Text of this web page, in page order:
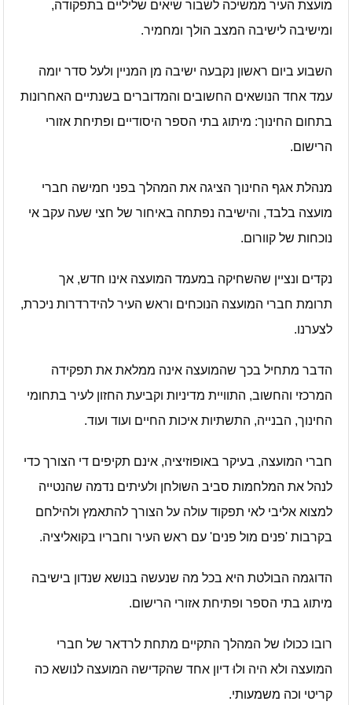
מועצת העיר ממשיכה לשבור שיאים שליליים בתפקודה,
ומישיבה לישיבה המצב הולך ומחמיר.
השבוע ביום ראשון נקבעה ישיבה מן המניין ולעל סדר יומה
עמד אחד הנושאים החשובים והמדוברים בשנתיים האחרונות
בתחום החינוך: מיתוג בתי הספר היסודיים ופתיחת אזורי
הרישום.
מנהלת אגף החינוך הציגה את המהלך בפני חמישה חברי
מועצה בלבד, והישיבה נפתחה באיחור של חצי שעה עקב אי
נוכחות של קוורום.
נקדים ונציין שהשחיקה במעמד המועצה אינו חדש, אך
תרומת חברי המועצה הנוכחים וראש העיר להידרדרות ניכרת,
לצערנו.
הדבר מתחיל בכך שהמועצה אינה ממלאת את תפקידה
המרכזי והחשוב, התוויית מדיניות וקביעת החזון לעיר בתחומי
החינוך, הבנייה, התשתיות איכות החיים ועוד ועוד.
חברי המועצה, בעיקר באופוזיציה, אינם תקיפים די הצורך כדי
לנהל את המלחמות סביב השולחן ולעיתים נדמה שהנטייה
למצוא אליבי לאי תפקוד עולה על הצורך להתאמץ ולהילחם
בקרבות 'פנים מול פנים' עם ראש העיר וחבריו בקואליציה.
הדוגמה הבולטת היא בכל מה שנעשה בנושא שנדון בישיבה
מיתוג בתי הספר ופתיחת אזורי הרישום.
רובו ככולו של המהלך התקיים מתחת לרדאר של חברי
המועצה ולא היה ולוּ דיון אחד שהקדישה המועצה לנושא כה
קריטי וכה משמעותי.